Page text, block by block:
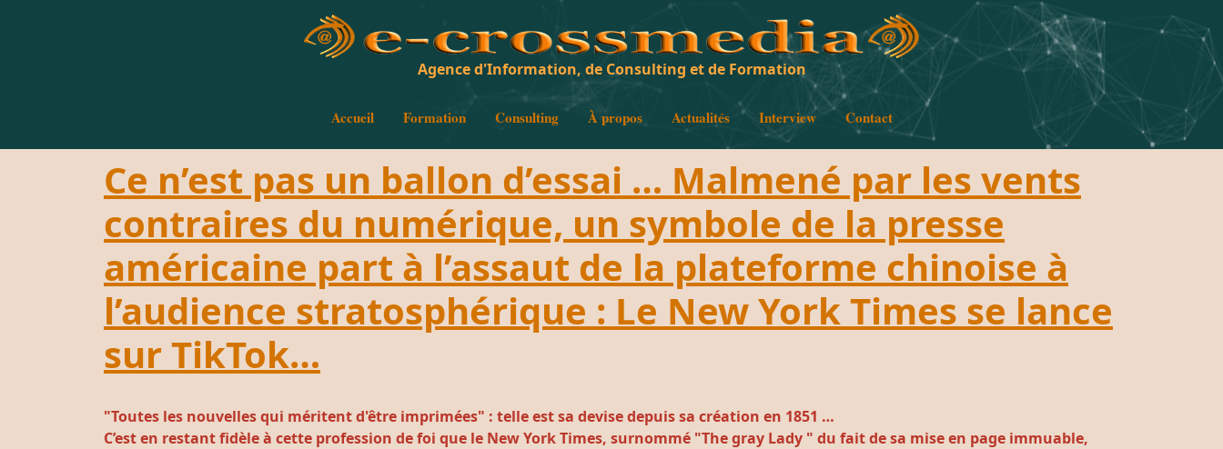
Agence d'Information, de Consulting et de Formation
Accueil Formation Consulting À propos Actualités Interview Contact
Ce n’est pas un ballon d’essai … Malmené par les vents
contraires du numérique, un symbole de la presse
américaine part à l’assaut de la plateforme chinoise à
l’audience stratosphérique : Le New York Times se lance
sur TikTok…
"Toutes les nouvelles qui méritent d'être imprimées" : telle est sa devise depuis sa création en 1851 …
C’est en restant fidèle à cette profession de foi que le New York Times, surnommé "The gray Lady " du fait de sa mise en page immuable,